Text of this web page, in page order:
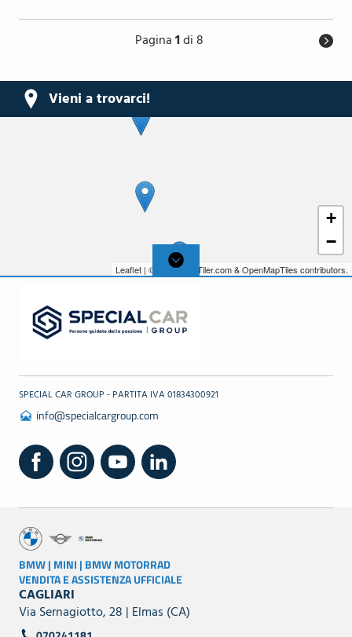
Pagina1di8
Vieni a trovarci!
+
−
Leaflet | © 2026,MapTiler.com&OpenMapTiles contributors.
SPECIAL CAR GROUP - PARTITA IVA 01834300921
info@specialcargroup.com
BMW | MINI | BMW MOTORRAD
VENDITA E ASSISTENZA UFFICIALE
CAGLIARI
Via Sernagiotto, 28 | Elmas (CA)